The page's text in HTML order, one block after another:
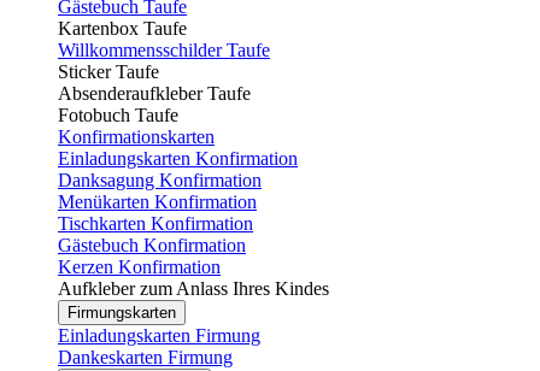
Gästebuch Taufe
Kartenbox Taufe
Willkommensschilder Taufe
Sticker Taufe
Absenderaufkleber Taufe
Fotobuch Taufe
Konfirmationskarten
Einladungskarten Konfirmation
Danksagung Konfirmation
Menükarten Konfirmation
Tischkarten Konfirmation
Gästebuch Konfirmation
Kerzen Konfirmation
Aufkleber zum Anlass Ihres Kindes
Firmungskarten
Einladungskarten Firmung
Dankeskarten Firmung